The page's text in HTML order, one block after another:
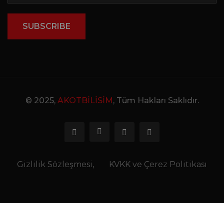
SUBSCRIBE
© 2025, AKOTBİLİSİM, Tüm Hakları Saklıdır.
Gizlilik Sözleşmesi, KVKK ve Çerez Politikası